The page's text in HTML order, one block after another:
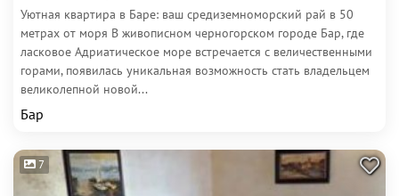
Уютная квартира в Баре: ваш средиземноморский рай в 50
метрах от моря В живописном черногорском городе Бар, где
ласковое Адриатическое море встречается с величественными
горами, появилась уникальная возможность стать владельцем
великолепной новой...
Бар
7